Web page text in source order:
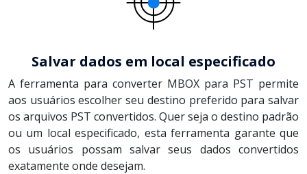
Salvar dados em local especificado
A ferramenta para converter MBOX para PST permite
aos usuários escolher seu destino preferido para salvar
os arquivos PST convertidos. Quer seja o destino padrão
ou um local especificado, esta ferramenta garante que
os usuários possam salvar seus dados convertidos
exatamente onde desejam.